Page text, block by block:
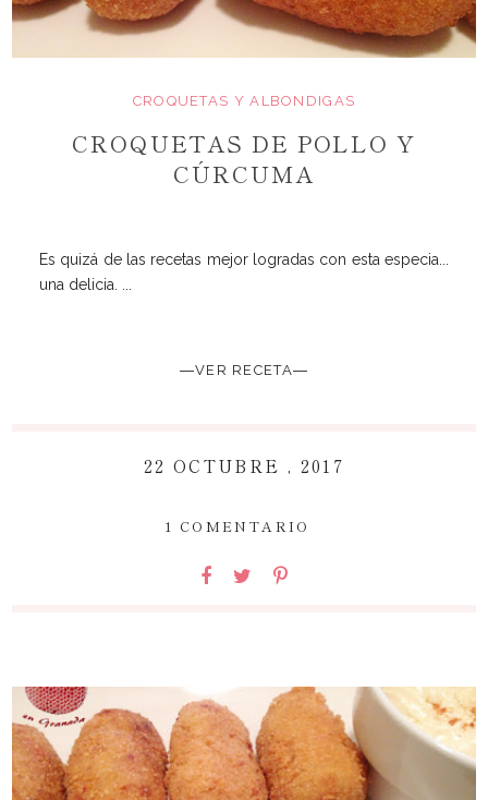
CROQUETAS Y ALBONDIGAS
CROQUETAS DE POLLO Y
CÚRCUMA
Es quizá de las recetas mejor logradas con esta especia...
una delicia. ...
―VER RECETA―
22 OCTUBRE , 2017
1 COMENTARIO